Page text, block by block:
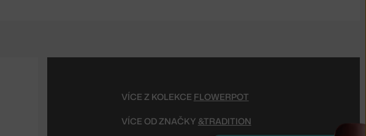
VÍCE Z KOLEKCE FLOWERPOT
VÍCE OD ZNAČKY &TRADITION